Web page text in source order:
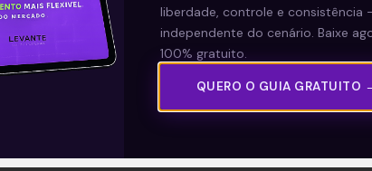
liberdade, controle e consistência
independente do cenário. Baixe
100% gratuito.
QUERO O GUIA GRATUITO